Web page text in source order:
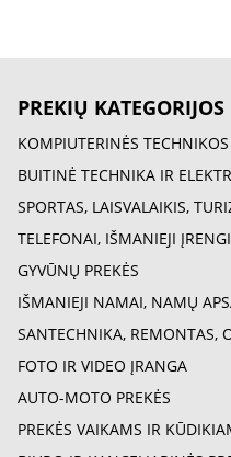
PREKIŲ KATEGORIJOS
KOMPIUTERINĖS TECHNIKOS
BUITINĖ TECHNIKA IR
SPORTAS, LAISVALAIKIS,
TELEFONAI, IŠMANIEJI
GYVŪNŲ PREKĖS
IŠMANIEJI NAMAI, NAMŲ
SANTECHNIKA, REMONTAS,
FOTO IR VIDEO ĮRANGA
AUTO-MOTO PREKĖS
PREKĖS VAIKAMS IR